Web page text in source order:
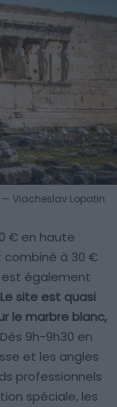
— Viacheslav Lopatin
€ en haute
combiné à 30 €
est également
site est quasi
le marbre blanc,
Dès 9h-9h30 en
et les angles
professionnels
spéciale, les